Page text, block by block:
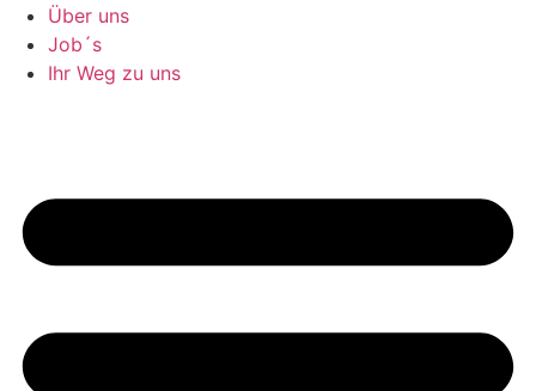
Über uns
Job´s
Ihr Weg zu uns